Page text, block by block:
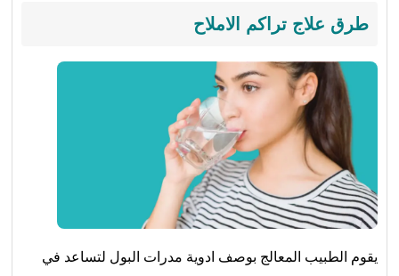
طرق علاج تراكم الاملاح
يقوم الطبيب المعالج بوصف ادوية مدرات البول لتساعد في